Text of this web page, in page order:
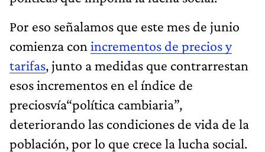
Por eso señalamos que este mes de junio
comienza con incrementos de precios y
tarifas, junto a medidas que contrarrestan
esos incrementos en el índice de
preciosvía“política cambiaria”,
deteriorando las condiciones de vida de la
población, por lo que crece la lucha social.